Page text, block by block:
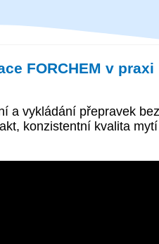
FORCHEM v praxi
a vykládání přepravek bez
konzistentní kvalita mytí